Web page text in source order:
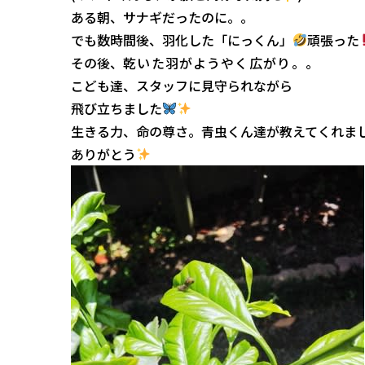
ある朝、サナギだったのに。。
でも数時間後、羽化した「にっくん」
頑張った
その後、 乾いた羽がようやく広がり。。
こども達、スタッフに見守られながら
飛び立ちました
生きる力、命の尊さ。青虫くん達が教えてくれま
ありがとう